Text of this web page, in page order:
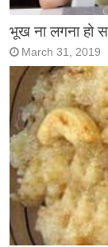
भूख ना लगना हो
March 31, 2019